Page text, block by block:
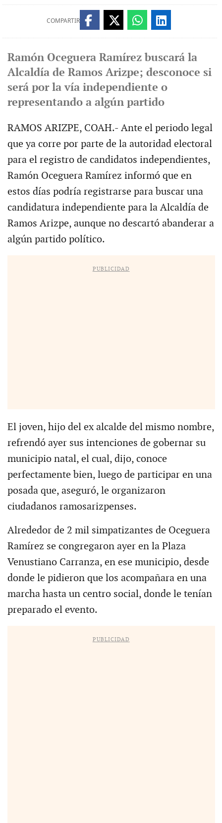
COMPARTIR
Ramón Oceguera Ramírez buscará la
Alcaldía de Ramos Arizpe; desconoce si
será por la vía independiente o
representando a algún partido
RAMOS ARIZPE, COAH.- Ante el periodo legal
que ya corre por parte de la autoridad electoral
para el registro de candidatos independientes,
Ramón Oceguera Ramírez informó que en
estos días podría registrarse para buscar una
candidatura independiente para la Alcaldía de
Ramos Arizpe, aunque no descartó abanderar a
algún partido político.
PUBLICIDAD
El joven, hijo del ex alcalde del mismo nombre,
refrendó ayer sus intenciones de gobernar su
municipio natal, el cual, dijo, conoce
perfectamente bien, luego de participar en una
posada que, aseguró, le organizaron
ciudadanos ramosarizpenses.
Alrededor de 2 mil simpatizantes de Oceguera
Ramírez se congregaron ayer en la Plaza
Venustiano Carranza, en ese municipio, desde
donde le pidieron que los acompañara en una
marcha hasta un centro social, donde le tenían
preparado el evento.
PUBLICIDAD